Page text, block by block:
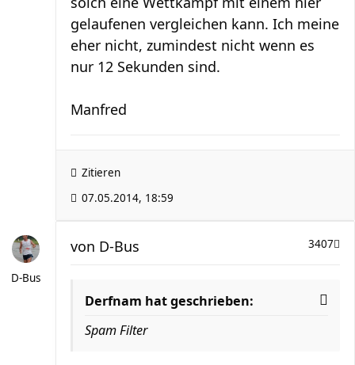
gelaufenen vergleichen kann. Ich meine
eher nicht, zumindest nicht wenn es
nur 12 Sekunden sind.
Manfred
Zitieren
07.05.2014, 18:59
D-Bus
3407
von D-Bus
Derfnam hat geschrieben:
Spam Filter